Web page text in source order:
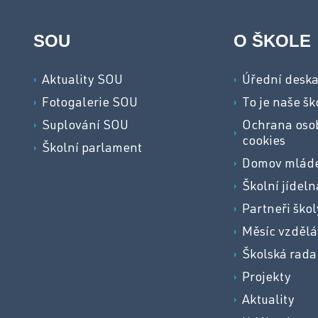
SOU
Aktuality SOU
Fotogalerie SOU
Suplování SOU
Školní parlament
O ŠKOLE
Úřední deska
To je naše
Ochrana
cookies
Domov
Školní
Partneři
Měsíc
Školská rada
Projekty
Aktuality